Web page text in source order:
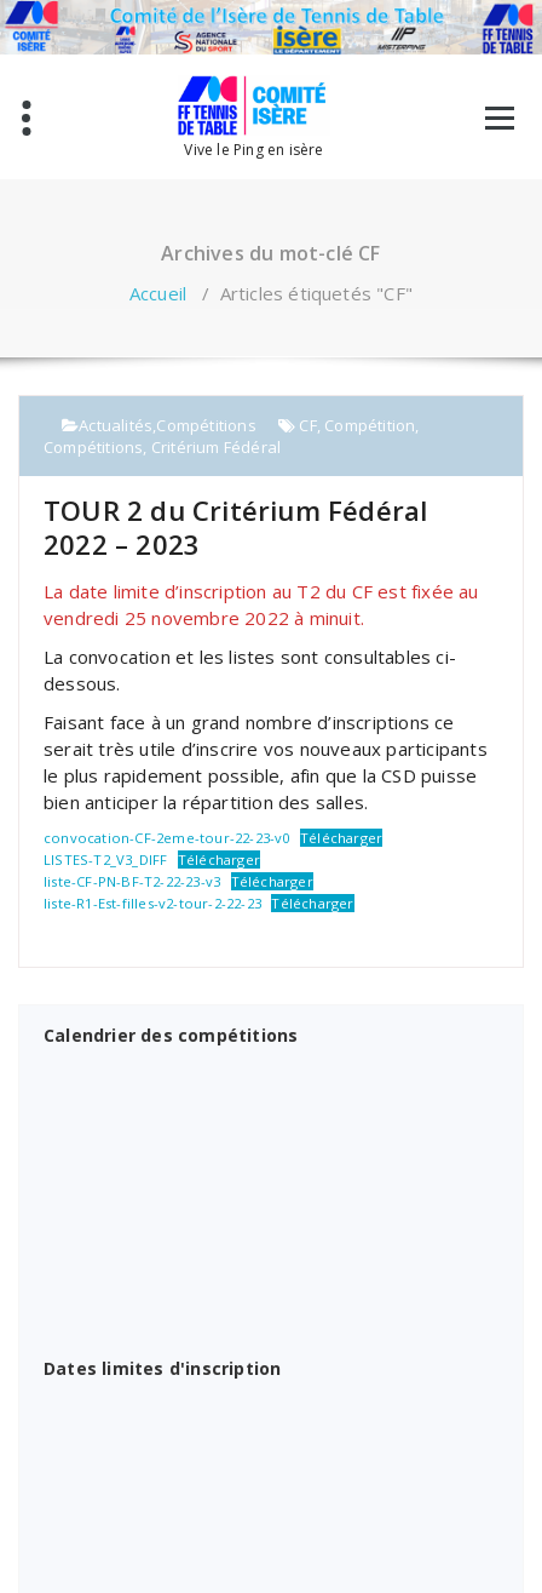
Aller
au
contenu
Vive le Ping en isère
Archives du mot-clé CF
Accueil / Articles étiquetés "CF"
Actualités,Compétitions CF, Compétition,
Compétitions, Critérium Fédéral
TOUR 2 du Critérium Fédéral
2022 – 2023
La date limite d’inscription au T2 du CF est fixée au
vendredi 25 novembre 2022 à minuit.
La convocation et les listes sont consultables ci-
dessous.
Faisant face à un grand nombre d’inscriptions ce
serait très utile d’inscrire vos nouveaux participants
le plus rapidement possible, afin que la CSD puisse
bien anticiper la répartition des salles.
convocation-CF-2eme-tour-22-23-v0 Télécharger
LISTES-T2_V3_DIFF Télécharger
liste-CF-PN-BF-T2-22-23-v3 Télécharger
liste-R1-Est-filles-v2-tour-2-22-23 Télécharger
Calendrier des compétitions
Dates limites d'inscription